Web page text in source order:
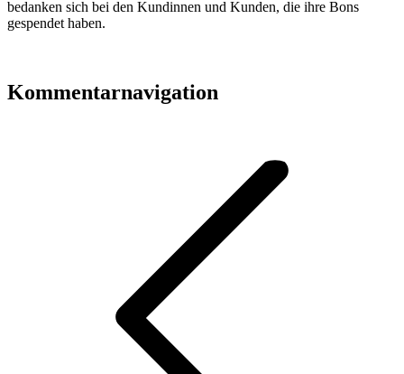
bedanken sich bei den Kundinnen und Kunden, die ihre Bons
gespendet haben.
Kommentarnavigation